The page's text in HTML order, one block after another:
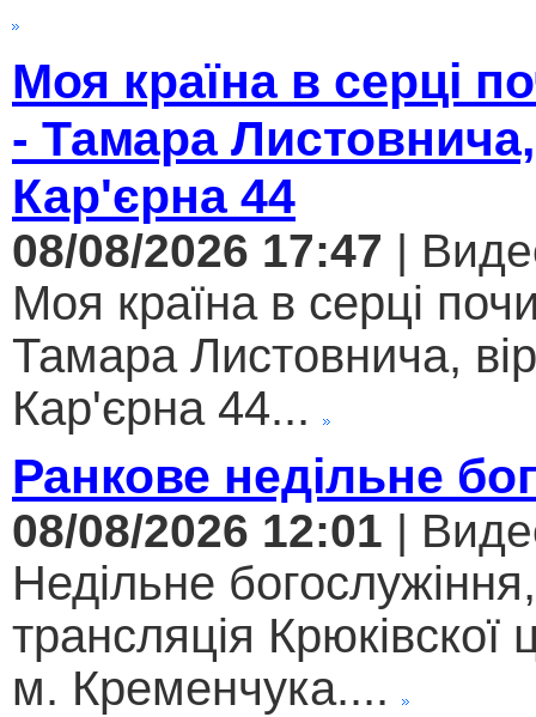
Моя країна в серці
- Тамара
Кар'єрна 44
08/08/2026 17:47 |
Моя країна в серці
Тамара Листовнича,
Кар'єрна 44...
Ранкове недільне
08/08/2026 12:01 |
Недільне
трансляція
м. Кременчука....